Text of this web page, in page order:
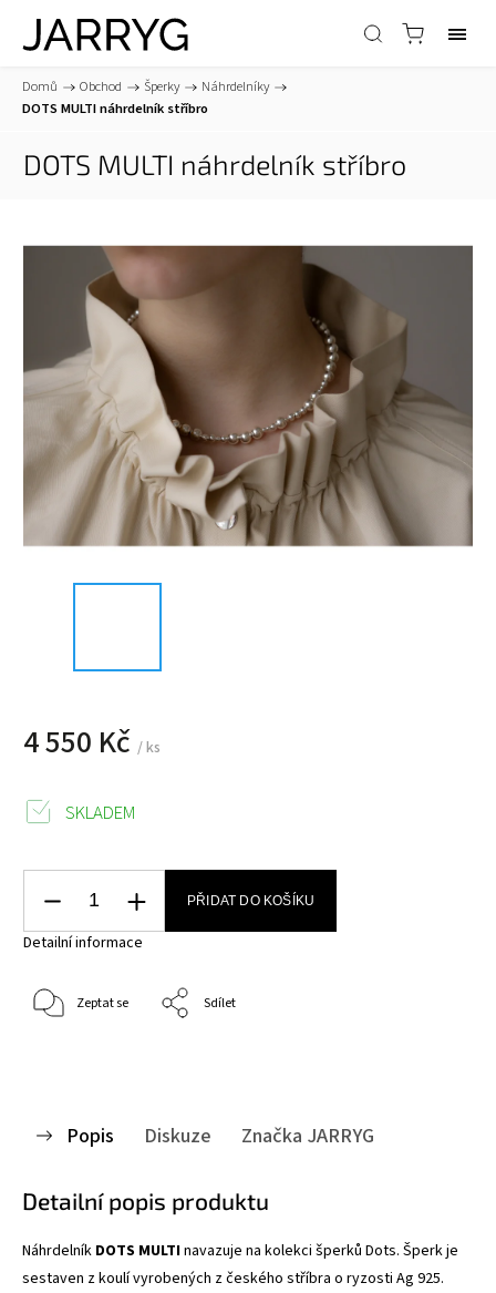
Domů / Obchod / Šperky / Náhrdelníky /
DOTS MULTI náhrdelník stříbro
DOTS MULTI náhrdelník stříbro
4 550 Kč / ks
SKLADEM
PŘIDAT DO KOŠÍKU
Detailní informace
Zeptat se Sdílet
Popis Diskuze Značka JARRYG
Detailní popis produktu
Náhrdelník DOTS MULTInavazuje na kolekci šperků Dots. Šperk je
sestaven z koulí vyrobených z českého stříbra o ryzosti Ag 925.